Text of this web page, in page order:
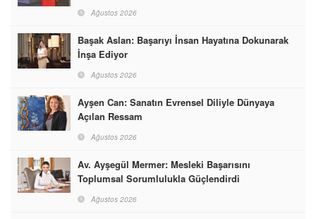
Ağustos 2026
Başak Aslan: Başarıyı İnsan Hayatına Dokunarak
İnşa Ediyor
Ağustos 2026
Ayşen Can: Sanatın Evrensel Diliyle Dünyaya
Açılan Ressam
Ağustos 2026
Av. Ayşegül Mermer: Mesleki Başarısını
Toplumsal Sorumlulukla Güçlendirdi
Ağustos 2026